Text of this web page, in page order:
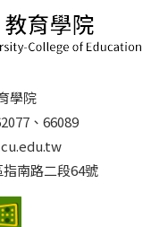
學院
、66089
南路二段64號